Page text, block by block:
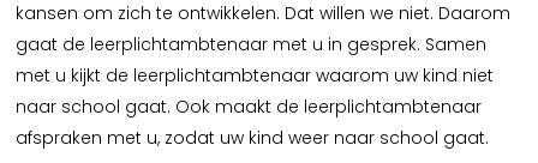
kansen om zich te ontwikkelen. Dat willen we niet. Daarom
gaat de leerplichtambtenaar met u in gesprek. Samen
met u kijkt de leerplichtambtenaar waarom uw kind niet
naar school gaat. Ook maakt de leerplichtambtenaar
afspraken met u, zodat uw kind weer naar school gaat.